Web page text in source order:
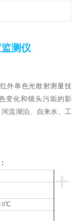
测仪
外单色光散射测量技
变化和镜头污垢的影
流湖泊、
自来水、 工
+